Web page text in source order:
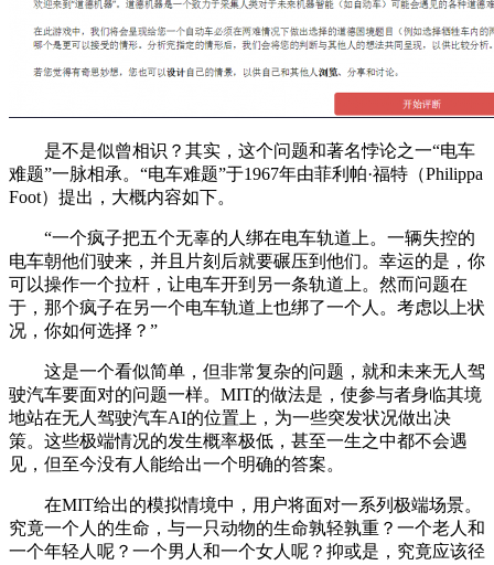
是不是似曾相识？其实，这个问题和著名悖论之一“电车
难题”一脉相承。“电车难题”于1967年由菲利帕·福特（Philippa
Foot）提出，大概内容如下。
“一个疯子把五个无辜的人绑在电车轨道上。一辆失控的
电车朝他们驶来，并且片刻后就要碾压到他们。幸运的是，你
可以操作一个拉杆，让电车开到另一条轨道上。然而问题在
于，那个疯子在另一个电车轨道上也绑了一个人。考虑以上状
况，你如何选择？”
这是一个看似简单，但非常复杂的问题，就和未来无人驾
驶汽车要面对的问题一样。MIT的做法是，使参与者身临其境
地站在无人驾驶汽车AI的位置上，为一些突发状况做出决
策。这些极端情况的发生概率极低，甚至一生之中都不会遇
见，但至今没有人能给出一个明确的答案。
在MIT给出的模拟情境中，用户将面对一系列极端场景。
究竟一个人的生命，与一只动物的生命孰轻孰重？一个老人和
一个年轻人呢？一个男人和一个女人呢？抑或是，究竟应该径